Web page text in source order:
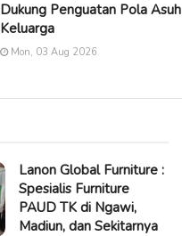
Dukung Penguatan Pola Asuh
Keluarga
Mon, 03 Aug 2026
Lanon Global Furniture :
Spesialis Furniture
PAUD TK di Ngawi,
Madiun, dan Sekitarnya